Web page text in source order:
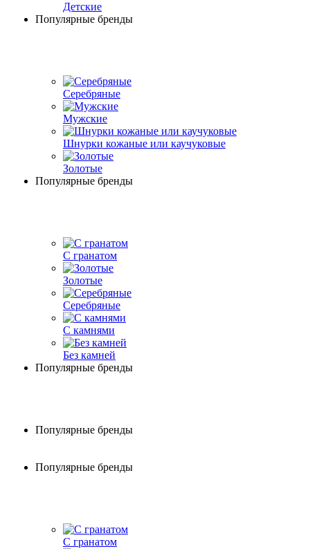
Детские
Популярные бренды
Серебряные
Мужские
Шнурки кожаные или каучуковые
Золотые
Популярные бренды
С гранатом
Золотые
Серебряные
С камнями
Без камней
Популярные бренды
Популярные бренды
Популярные бренды
С гранатом